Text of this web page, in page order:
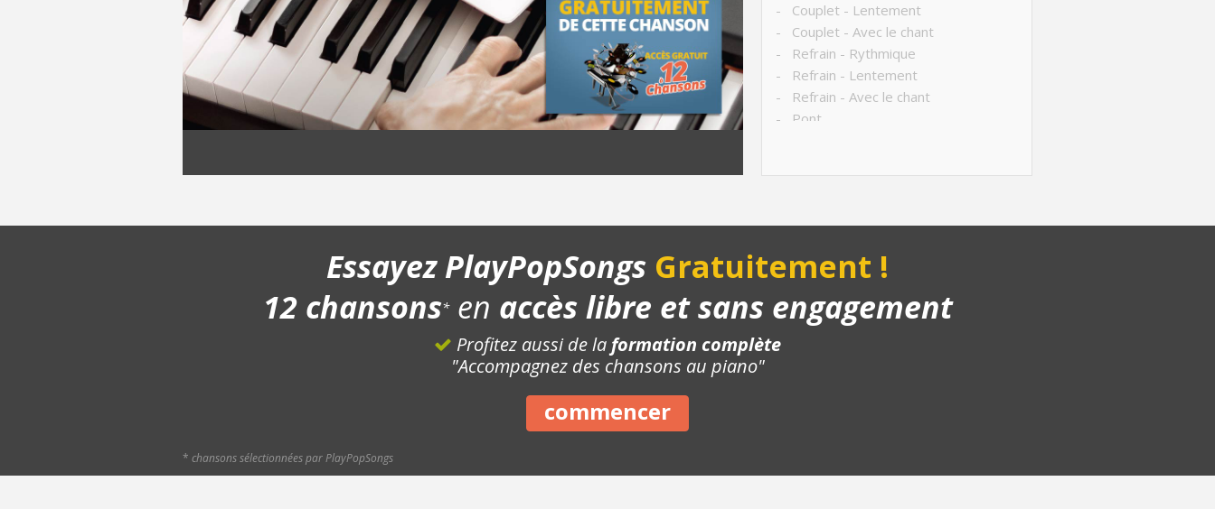
- Couplet - Lentement
- Couplet - Avec le chant
- Refrain - Rythmique
- Refrain - Lentement
- Refrain - Avec le chant
- Pont
Essayez PlayPopSongs Gratuitement !
12 chansons*en accès libre et sans engagement
Profitez aussi de la formation complète
"Accompagnez des chansons au piano"
commencer
* chansons sélectionnées par PlayPopSongs